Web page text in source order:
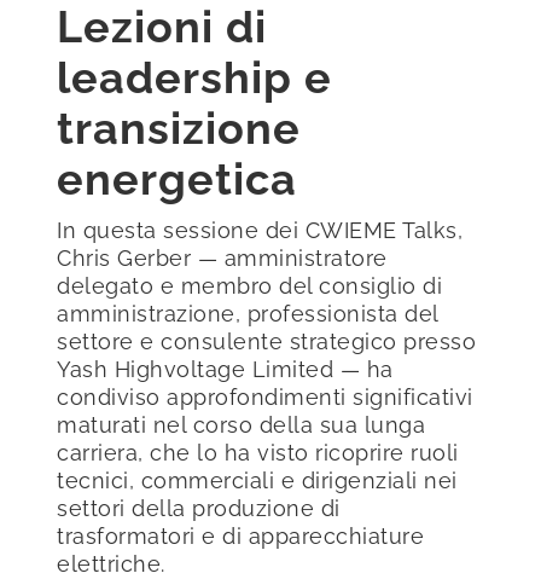
Lezioni di
leadership e
transizione
energetica
In questa sessione dei CWIEME Talks,
Chris Gerber — amministratore
delegato e membro del consiglio di
amministrazione, professionista del
settore e consulente strategico presso
Yash Highvoltage Limited — ha
condiviso approfondimenti significativi
maturati nel corso della sua lunga
carriera, che lo ha visto ricoprire ruoli
tecnici, commerciali e dirigenziali nei
settori della produzione di
trasformatori e di apparecchiature
elettriche.